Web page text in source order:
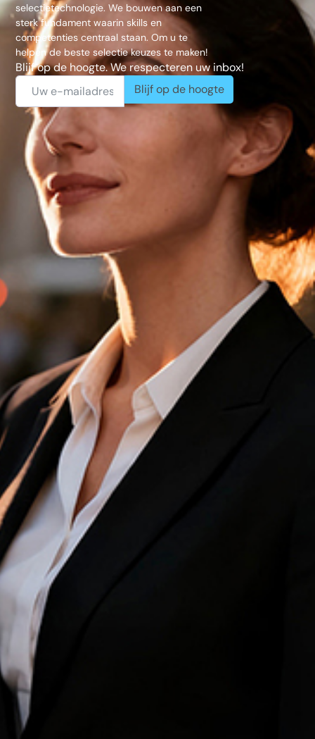
selectietechnologie. We bouwen aan een
sterk fundament waarin skills en
competenties centraal staan. Om u te
helpen de beste selectie keuzes te maken!
Blijf op de hoogte. We respecteren uw inbox!
Blijf op de hoogte